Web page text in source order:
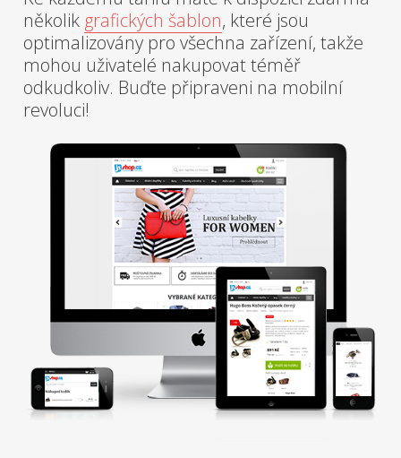
několik grafických šablon, které jsou
optimalizovány pro všechna zařízení, takže
mohou uživatelé nakupovat téměř
odkudkoliv. Buďte připraveni na mobilní
revoluci!